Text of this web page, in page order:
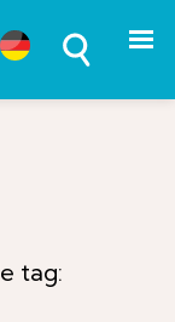
tag: